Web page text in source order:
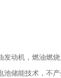
发动机，燃油燃
池储能技术，不